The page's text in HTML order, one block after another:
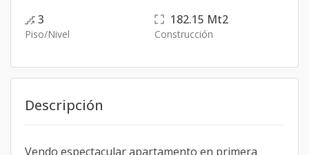
3
Piso/Nivel
182.15 Mt2
Construcción
Descripción
Vendo espectacular apartamento en primera